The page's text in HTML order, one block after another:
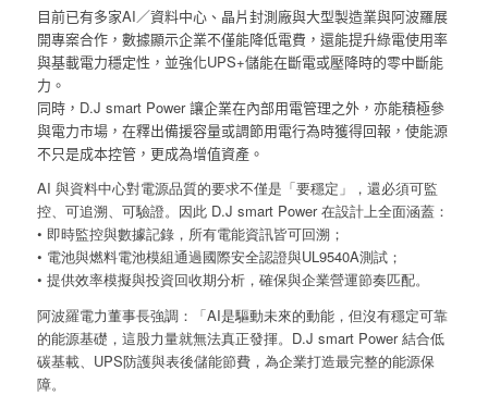
目前已有多家AI／資料中心、晶片封測廠與大型製造業與阿波羅展
開專案合作，數據顯示企業不僅能降低電費，還能提升綠電使用率
與基載電力穩定性，並強化UPS+儲能在斷電或壓降時的零中斷能
力。
同時，D.J smart Power 讓企業在內部用電管理之外，亦能積極參
與電力市場，在釋出備援容量或調節用電行為時獲得回報，使能源
不只是成本控管，更成為增值資產。
AI 與資料中心對電源品質的要求不僅是「要穩定」，還必須可監
控、可追溯、可驗證。因此 D.J smart Power 在設計上全面涵蓋：
• 即時監控與數據記錄，所有電能資訊皆可回溯；
• 電池與燃料電池模組通過國際安全認證與UL9540A測試；
• 提供效率模擬與投資回收期分析，確保與企業營運節奏匹配。
阿波羅電力董事長強調：「AI是驅動未來的動能，但沒有穩定可靠
的能源基礎，這股力量就無法真正發揮。D.J smart Power 結合低
碳基載、UPS防護與表後儲能節費，為企業打造最完整的能源保
障。